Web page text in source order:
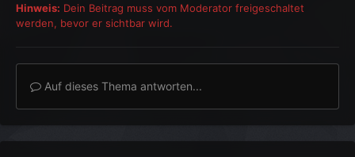
Hinweis: Dein Beitrag muss vom Moderator freigeschaltet
werden, bevor er sichtbar wird.
Auf dieses Thema antworten...